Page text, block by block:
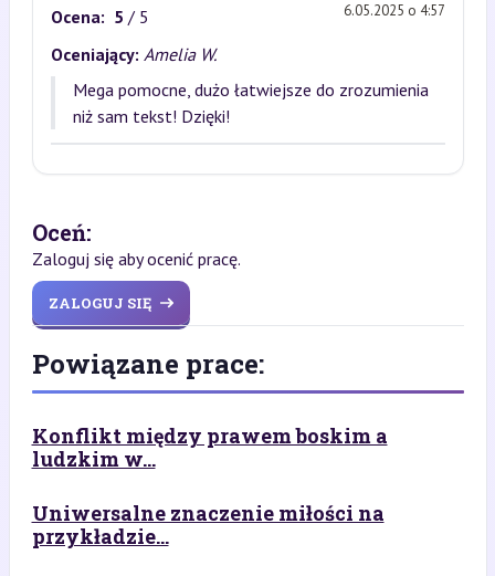
Ocena: 5 / 5 6.05.2025 o 4:57
Oceniający: Amelia W.
Mega pomocne, dużo łatwiejsze do zrozumienia
niż sam tekst! Dzięki!
Oceń:
Zaloguj się aby ocenić pracę.
ZALOGUJ SIĘ
Powiązane prace:
Konflikt między prawem boskim a
ludzkim w...
Uniwersalne znaczenie miłości na
przykładzie...